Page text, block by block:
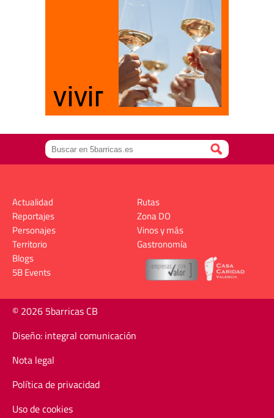
Actualidad
Reportajes
Personajes
Territorio
Rutas
Zona DO
Vinos y más
Gastronomía
Blogs
5B Events
© 2026 5barricas CB
Diseño: integral comunicación
Nota legal
Política de privacidad
Uso de cookies